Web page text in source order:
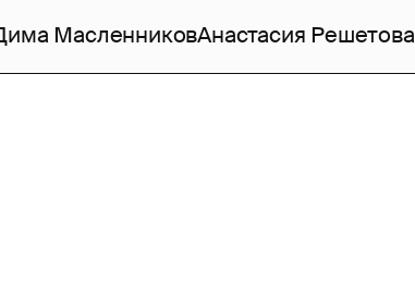
МасленниковАнастасия Решетова